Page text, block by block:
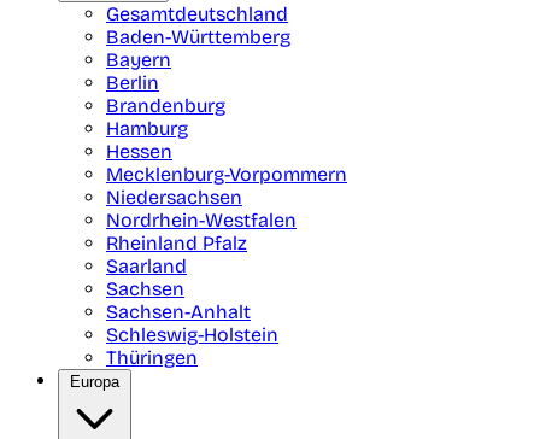
Gesamtdeutschland
Baden-Württemberg
Bayern
Berlin
Brandenburg
Hamburg
Hessen
Mecklenburg-Vorpommern
Niedersachsen
Nordrhein-Westfalen
Rheinland Pfalz
Saarland
Sachsen
Sachsen-Anhalt
Schleswig-Holstein
Thüringen
Europa